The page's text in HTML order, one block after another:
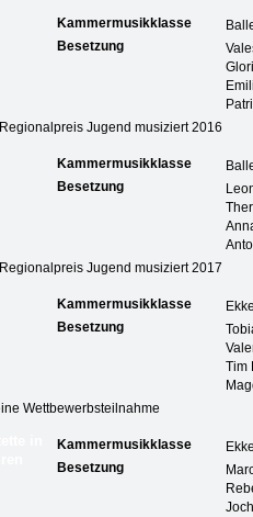
Kammermusikklasse
Besetzung
Jugend musiziert 2016
Kammermusikklasse
Besetzung
Jugend musiziert 2017
Kammermusikklasse
Besetzung
Tim
Wettbewerbsteilnahme
Kammermusikklasse
Besetzung